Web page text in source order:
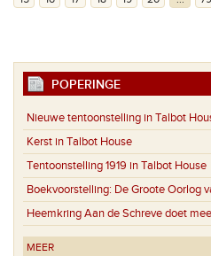
POPERINGE
Nieuwe tentoonstelling in Talbot
Kerst in Talbot House
Tentoonstelling 1919 in Talbot House
Boekvoorstelling: De Groote Oorlog
Heemkring Aan de Schreve doet
MEER